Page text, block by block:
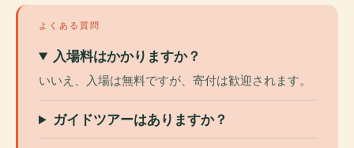
よくある質問
入場料はかかりますか？
いいえ、入場は無料ですが、寄付は歓迎されます。
ガイドツアーはありますか？